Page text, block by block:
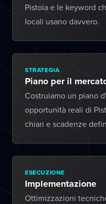
Pistoia e le keyword
locali usano davvero.
STRATEGIA
Piano per il
Costruiamo un piano
opportunità reali di
chiari e scadenze
ESECUZIONE
Implementazione
Ottimizzazioni